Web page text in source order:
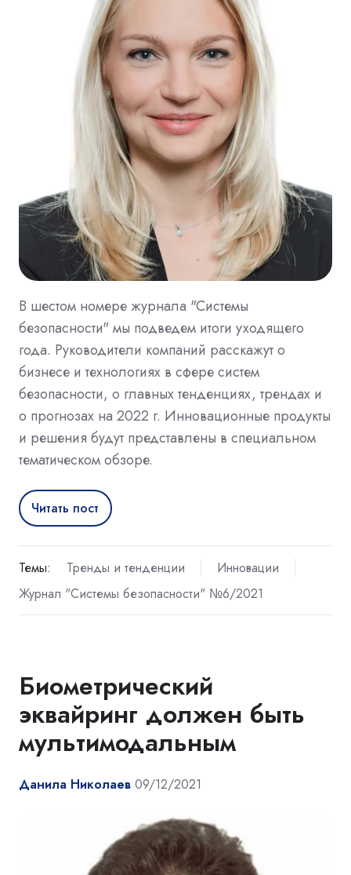
В шестом номере журнала "Системы
безопасности" мы подведем итоги уходящего
года. Руководители компаний расскажут о
бизнесе и технологиях в сфере систем
безопасности, о главных тенденциях, трендах и
о прогнозах на 2022 г. Инновационные продукты
и решения будут представлены в специальном
тематическом обзоре.
Читать пост
Темы: Тренды и тенденции
Инновации
Журнал "Системы безопасности" №6/2021
Биометрический
эквайринг должен быть
мультимодальным
Данила Николаев 09/12/2021